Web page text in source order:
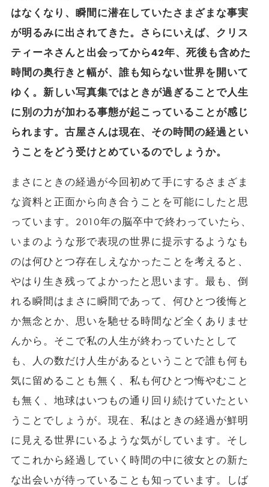
はなくなり、瞬間に潜在していたさまざまな事実
が明るみに出されてきた。さらにいえば、クリス
ティーネさんと出会ってから42年、死後も含めた
時間の奥行きと幅が、誰も知らない世界を開いて
ゆく。新しい写真集ではときが過ぎることで人生
に別の力が加わる事態が起こっていることが感じ
られます。古屋さんは現在、その時間の経過とい
うことをどう受けとめているのでしょうか。
まさにときの経過が今回初めて手にするさまざま
な資料と正面から向き合うことを可能にしたと思
っています。2010年の脳卒中で終わっていたら、
いまのような形で表現の世界に提示するようなも
のは何ひとつ存在しえなかったことを考えると、
やはり生き残ってよかったと思います。最も、倒
れる瞬間はまさに瞬間であって、何ひとつ後悔と
か無念とか、思いを馳せる時間など全くありませ
んから。そこで私の人生が終わっていたとして
も、人の数だけ人生があるということで誰も何も
気に留めることも無く、私も何ひとつ悔やむこと
も無く、地球はいつもの通り回り続けていたとい
うことでしょうが。現在、私はときの経過が鮮明
に見える世界にいるような気がしています。そし
てこれから経過していく時間の中に彼女との新た
な出会いが待っていることも知っています。しば